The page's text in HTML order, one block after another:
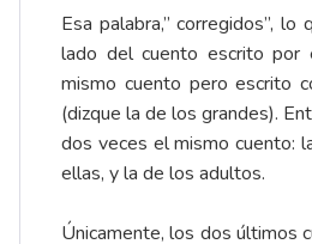
Esa palabra,” corregidos”, lo
lado del cuento escrito
mismo cuento pero escrito
(dizque la de los grandes).
dos veces el mismo cuento:
ellas, y la de los adultos.
Únicamente, los dos últimos